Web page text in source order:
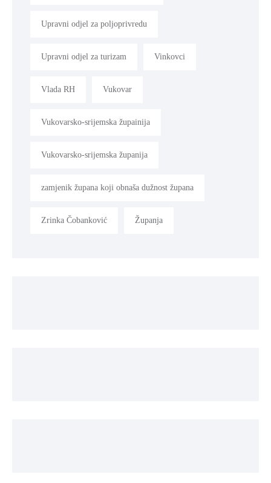
Upravni odjel za poljoprivredu
Upravni odjel za turizam Vinkovci
Vlada RH Vukovar
Vukovarsko-srijemska župainija
Vukovarsko-srijemska županija
zamjenik župana koji obnaša dužnost župana
Zrinka Čobanković Županja